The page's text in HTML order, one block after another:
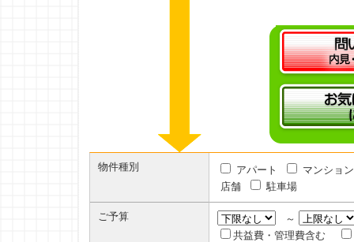
物件種別 アパート
マンション
店舗
駐車場
ご予算
～
共益費・管理費含む